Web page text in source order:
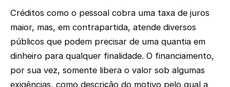
Créditos como o pessoal cobra uma taxa de juros
maior, mas, em contrapartida, atende diversos
públicos que podem precisar de uma quantia em
dinheiro para qualquer finalidade. O financiamento,
por sua vez, somente libera o valor sob algumas
exigências, como descrição do motivo pelo qual a